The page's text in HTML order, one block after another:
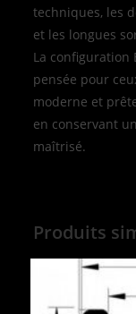
techniques, les
et les longues
La configuration
pensée pour
moderne et
en conservant
maîtrisé.
Produits